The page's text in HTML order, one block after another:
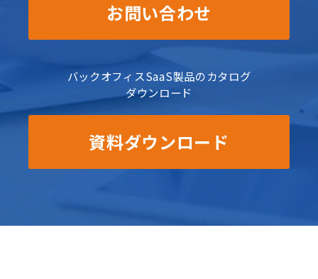
お問い合わせ
バックオフィスSaaS製品のカタログ
ダウンロード
資料ダウンロード